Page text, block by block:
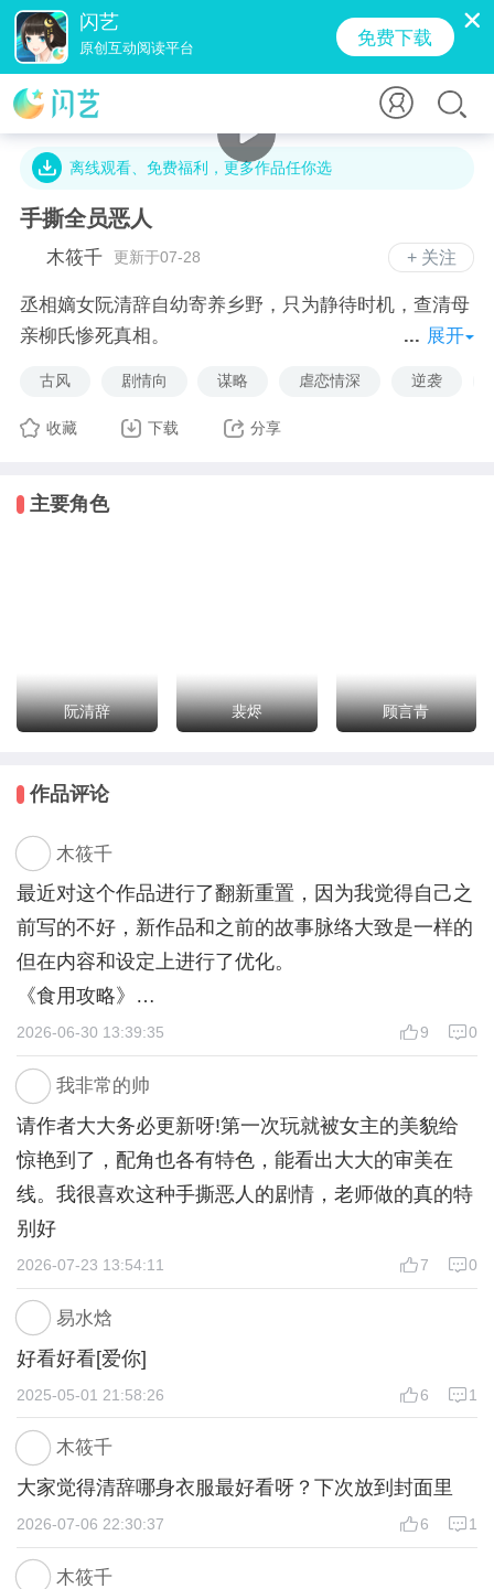
闪艺
原创互动阅读平台 免费下载
3.4万字 · 5273人气 · 99.3M · 1300贡献值
离线观看、免费福利，更多作品任你选
手撕全员恶人
+ 关注
木筱千 更新于07-28
丞相嫡女阮清辞自幼寄养乡野，只为静待时机，查清母
亲柳氏惨死真相。
归隐江南，守一方烟火；嫁入世侯门，携手对抗暗流；
复仇不是终点，她的归宿，从来不由旁人安排。
展开
古风 剧情向 谋略 虐恋情深 逆袭
收藏 下载 分享
主要角色
阮清辞 裴烬 顾言青
作品评论
木筱千
最近对这个作品进行了翻新重置，因为我觉得自己之
前写的不好，新作品和之前的故事脉络大致是一样的
但在内容和设定上进行了优化。
《食用攻略》
关于内容，本文分为【宅斗篇】和【宫斗篇】两个篇
章，【宅斗篇】暂定为五个章节，并且全文免费，结
束之后有三条路可以选择分别是：隐居-即宅斗篇结
局；嫁入国公府-开启宅斗2.0；选秀入宫-开启宫斗篇
章。
PS：嫁入国公府需要与【顾言青】好感度达到一定
数值才会触发小公爷的提亲，宅斗爱好者前期可以多
和小公爷培养感情哦
女主全文唯一属性-权谋值用来决定后期【宫斗篇】
的线路，分为妖妃线、皇后线、女帝线，各位宝宝可
根据自己的喜好选择~
有其他问题或剧情相关大家尽可在下方评论区进行讨
论，我会尽可能听取大家的意见~
0
9
2026-06-30 13:39:35
我非常的帅
请作者大大务必更新呀!第一次玩就被女主的美貌给
惊艳到了，配角也各有特色，能看出大大的审美在
线。我很喜欢这种手撕恶人的剧情，老师做的真的特
别好
0
7
2026-07-23 13:54:11
易水焓
好看好看[爱你]
1
6
2025-05-01 21:58:26
木筱千
大家觉得清辞哪身衣服最好看呀？下次放到封面里
1
6
2026-07-06 22:30:37
木筱千